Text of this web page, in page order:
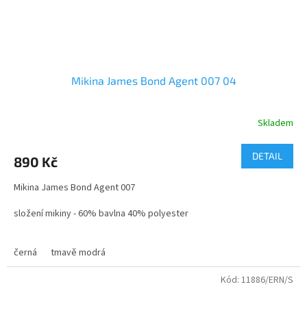
Mikina James Bond Agent 007 04
Skladem
890 Kč DETAIL
Mikina James Bond Agent 007
složení mikiny - 60% bavlna 40% polyester
kombinuje polyester a bavlnu, což zajišťuje měkkost a prodyšnost.
Vnější vrstva je hladká a lesklá, zatímco vnitřní strana je jemná a
černá tmavě modrá
Kód: 11886/ERN/S